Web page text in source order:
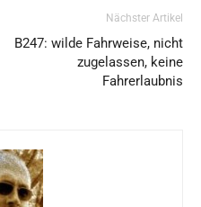
Nächster Artikel
B247: wilde Fahrweise, nicht
zugelassen, keine
Fahrerlaubnis